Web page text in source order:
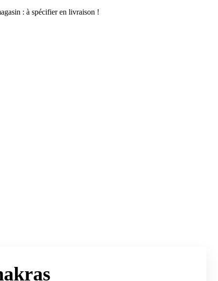
: à spécifier en livraison !